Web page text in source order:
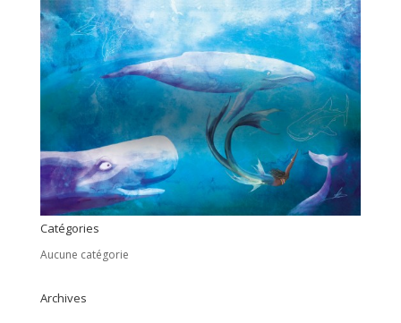
Catégories
Aucune catégorie
Archives